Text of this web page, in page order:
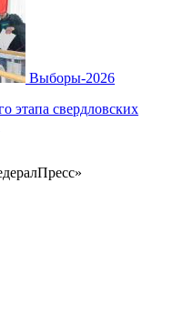
Выборы-2026
этапа свердловских